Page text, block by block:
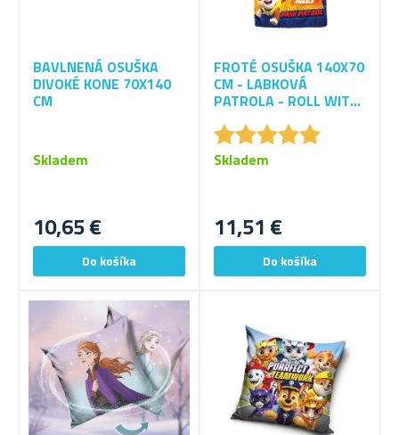
BAVLNENÁ OSUŠKA
DIVOKÉ KONE 70X140
CM
10,65 €
Skladem
FROTÉ OSUŠKA 140X70
CM - LABKOVÁ
PATROLA - ROLL WITH
★★★★★
★★★★★
11,51 €
Skladem